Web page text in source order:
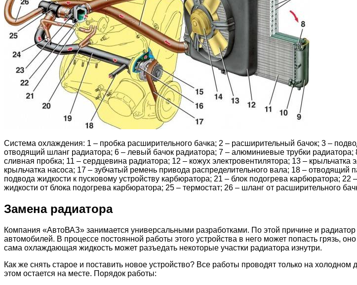
Система охлаждения: 1 – пробка расширительного бачка; 2 – расширительный бачок; 3 –
отводящий шланг радиатора; 6 – левый бачок радиатора; 7 – алюминиевые трубки
сливная пробка; 11 – сердцевина радиатора; 12 – кожух электровентилятора; 13 –
крыльчатка насоса; 17 – зубчатый ремень привода распределительного вала; 18 –
подвода жидкости к пусковому устройству карбюратора; 21 – блок подогрева карбюратора;
жидкости от блока подогрева карбюратора; 25 – термостат; 26 – шланг от расширительного
Замена радиатора
Компания «АвтоВАЗ» занимается универсальными разработками. По этой причине и
автомобилей. В процессе постоянной работы этого устройства в него может попасть грязь,
сама охлаждающая жидкость может разъедать некоторые участки радиатора изнутри.
Как же снять старое и поставить новое устройство? Все работы проводят только на
этом остается на месте. Порядок работы: